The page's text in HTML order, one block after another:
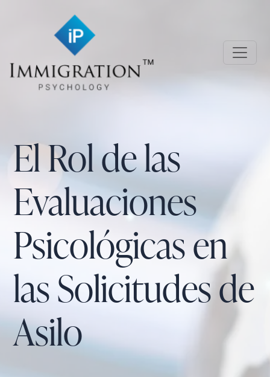
El Rol de las
Evaluaciones
Psicológicas en
las Solicitudes de
Asilo